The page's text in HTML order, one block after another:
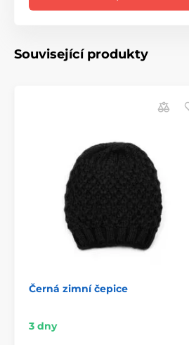
Související produkty
Černá zimní čepice
3 dny